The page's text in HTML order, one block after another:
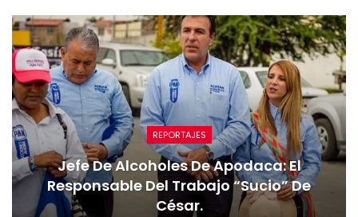
REPORTAJES
Jefe De Alcoholes De Apodaca: El
Responsable Del Trabajo “sucio” De
César.